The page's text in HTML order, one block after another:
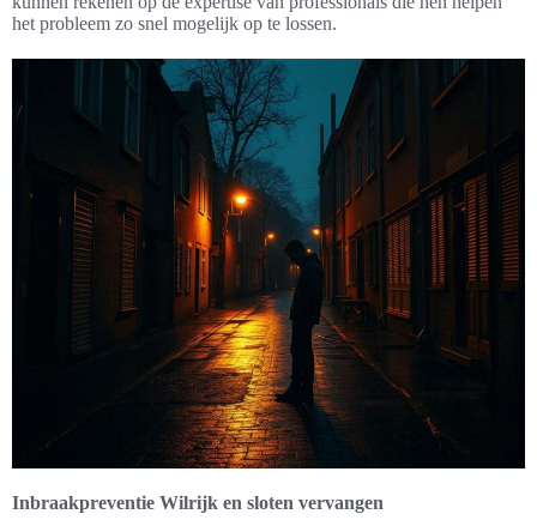
het probleem zo snel mogelijk op te lossen.
Inbraakpreventie Wilrijk en sloten vervangen